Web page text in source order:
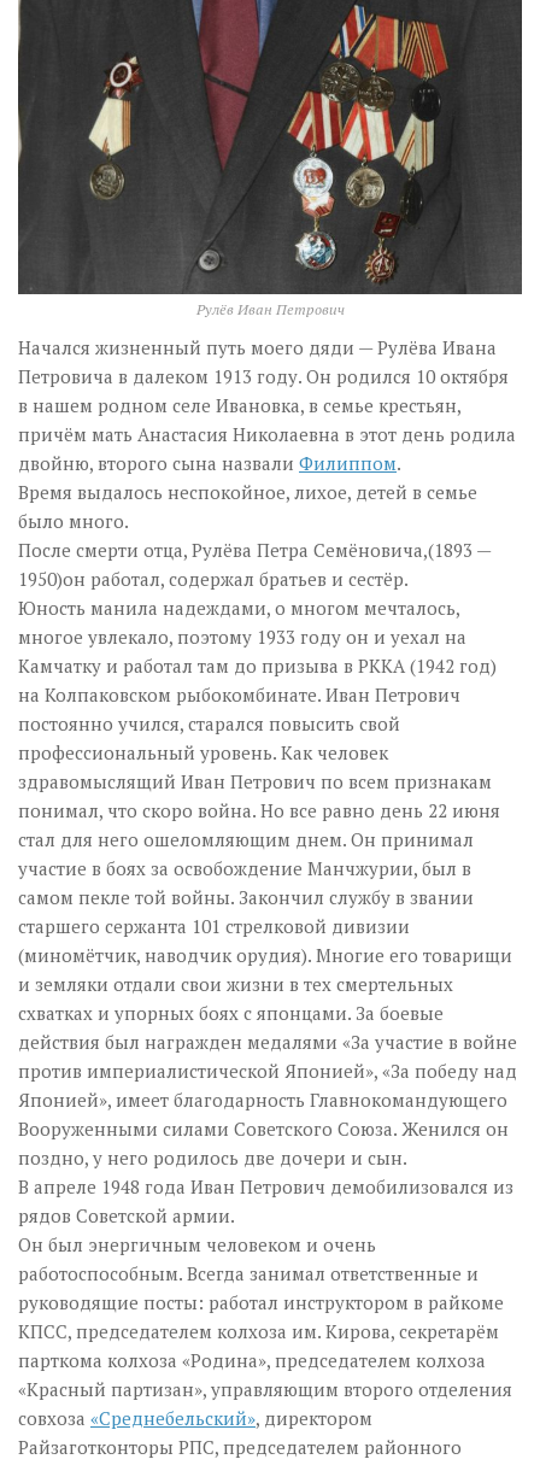
Рулёв Иван Петрович
Начался жизненный путь моего дяди — Рулёва Ивана
Петровича в далеком 1913 году. Он родился 10 октября
в нашем родном селе Ивановка, в семье крестьян,
причём мать Анастасия Николаевна в этот день родила
двойню, второго сына назвали Филиппом.
Время выдалось неспокойное, лихое, детей в семье
было много.
После смерти отца, Рулёва Петра Семёновича,(1893 —
1950)он работал, содержал братьев и сестёр.
Юность манила надеждами, о многом мечталось,
многое увлекало, поэтому 1933 году он и уехал на
Камчатку и работал там до призыва в РККА (1942 год)
на Колпаковском рыбокомбинате. Иван Петрович
постоянно учился, старался повысить свой
профессиональный уровень. Как человек
здравомыслящий Иван Петрович по всем признакам
понимал, что скоро война. Но все равно день 22 июня
стал для него ошеломляющим днем. Он принимал
участие в боях за освобождение Манчжурии, был в
самом пекле той войны. Закончил службу в звании
старшего сержанта 101 стрелковой дивизии
(миномётчик, наводчик орудия). Многие его товарищи
и земляки отдали свои жизни в тех смертельных
схватках и упорных боях с японцами. За боевые
действия был награжден медалями «За участие в войне
против империалистической Японией», «За победу над
Японией», имеет благодарность Главнокомандующего
Вооруженными силами Советского Союза. Женился он
поздно, у него родилось две дочери и сын.
В апреле 1948 года Иван Петрович демобилизовался из
рядов Советской армии.
Он был энергичным человеком и очень
работоспособным. Всегда занимал ответственные и
руководящие посты: работал инструктором в райкоме
КПСС, председателем колхоза им. Кирова, секретарём
парткома колхоза «Родина», председателем колхоза
«Красный партизан», управляющим второго отделения
совхоза «Среднебельский», директором
Райзаготконторы РПС, председателем районного